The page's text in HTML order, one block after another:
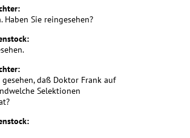
Haben Sie reingesehen?
gesehen, daß Doktor Frank auf
Selektionen